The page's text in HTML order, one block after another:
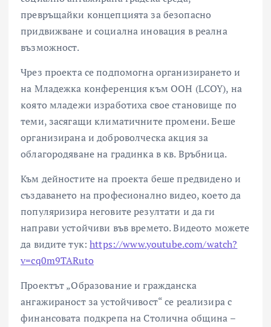
превръщайки концепцията за безопасно
придвижване и социална иновация в реална
възможност.
Чрез проекта се подпомогна организирането и
на Mладежка конференция към ООН (LCOY), на
която младежи изработиха свое становище по
теми, засягащи климатичните промени. Беше
организирана и доброволческа акция за
облагородяване на градинка в кв. Връбница.
Към дейностите на проекта беше предвидено и
създаването на професионално видео, което да
популяризира неговите резултати и да ги
направи устойчиви във времето. Видеото можете
да видите тук:https://www.youtube.com/watch?
v=cq0m9TARuto
Проектът „Образование и гражданска
ангажираност за устойчивост“ се реализира с
финансовата подкрепа на Столична община –